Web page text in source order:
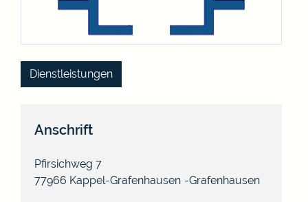
Anschrift
Grafenhausen
Pfirsichweg 7
77966 Kappel-Grafenhausen
Dienstleistungen